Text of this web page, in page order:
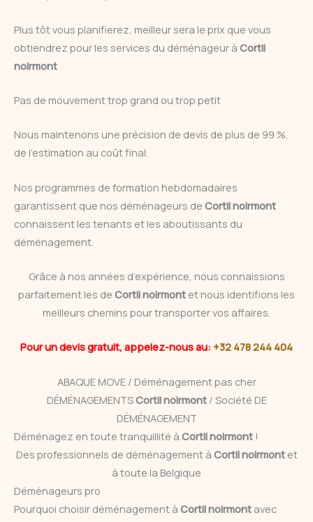
Plus tôt vous planifierez, meilleur sera le prix que vous
obtiendrez pour les services du déménageur à Cortil
noirmont
Pas de mouvement trop grand ou trop petit
Nous maintenons une précision de devis de plus de 99 %,
de l’estimation au coût final.
Nos programmes de formation hebdomadaires
garantissent que nos déménageurs de Cortil noirmont
connaissent les tenants et les aboutissants du
déménagement.
Grâce à nos années d’expérience, nous connaissions
parfaitement les de Cortil noirmont et nous identifions les
meilleurs chemins pour transporter vos affaires.
Pour un devis gratuit, appelez-nous au: +32 478 244 404
ABAQUE MOVE / Déménagement pas cher
DÉMÉNAGEMENTSCortil noirmont / Société DE
DÉMÉNAGEMENT
Déménagez en toute tranquillité à Cortil noirmont !
Des professionnels de déménagement à Cortil noirmont et
à toute la Belgique
Déménageurs pro
Pourquoi choisir déménagement à Cortil noirmont avec